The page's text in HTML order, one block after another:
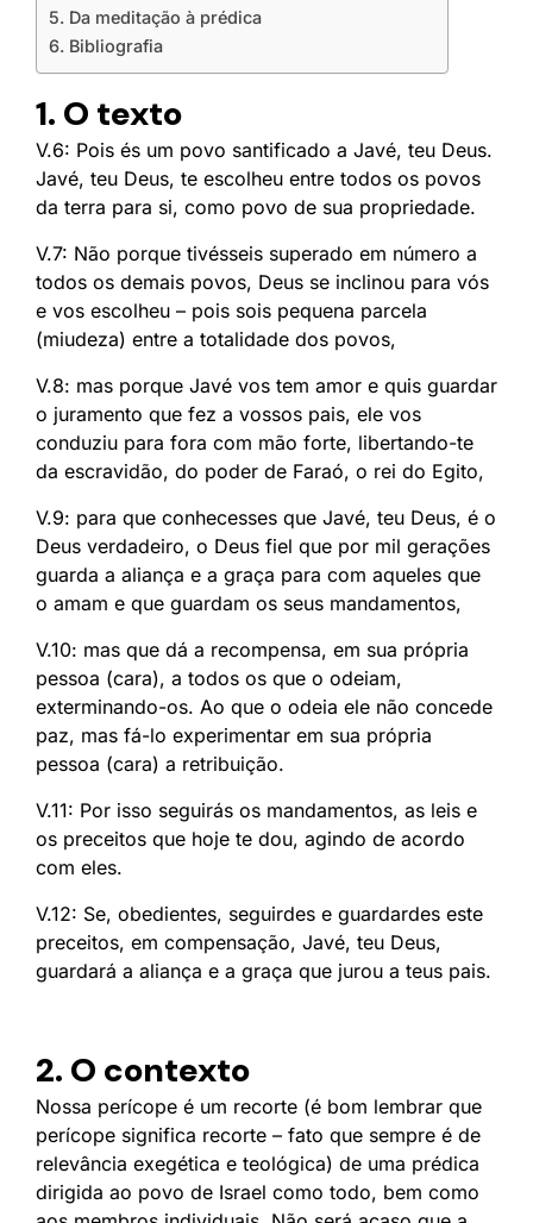
5. Da meditação à prédica
6. Bibliografia
1. O texto
V.6: Pois és um povo santificado a Javé, teu Deus.
Javé, teu Deus, te escolheu entre todos os povos
da terra para si, como povo de sua propriedade.
V.7: Não porque tivésseis superado em número a
todos os demais povos, Deus se inclinou para vós
e vos escolheu – pois sois pequena parcela
(miudeza) entre a totalidade dos povos,
V.8: mas porque Javé vos tem amor e quis guardar
o juramento que fez a vossos pais, ele vos
conduziu para fora com mão forte, libertando-te
da escravidão, do poder de Faraó, o rei do Egito,
V.9: para que conhecesses que Javé, teu Deus, é o
Deus verdadeiro, o Deus fiel que por mil gerações
guarda a aliança e a graça para com aqueles que
o amam e que guardam os seus mandamentos,
V.10: mas que dá a recompensa, em sua própria
pessoa (cara), a todos os que o odeiam,
exterminando-os. Ao que o odeia ele não concede
paz, mas fá-lo experimentar em sua própria
pessoa (cara) a retribuição.
V.11: Por isso seguirás os mandamentos, as leis e
os preceitos que hoje te dou, agindo de acordo
com eles.
V.12: Se, obedientes, seguirdes e guardardes este
preceitos, em compensação, Javé, teu Deus,
guardará a aliança e a graça que jurou a teus pais.
2. O contexto
Nossa perícope é um recorte (é bom lembrar que
perícope significa recorte – fato que sempre é de
relevância exegética e teológica) de uma prédica
dirigida ao povo de Israel como todo, bem como